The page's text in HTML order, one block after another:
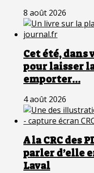
8 août 2026
Cet été, dans
pour laisser
emporter…
4 août 2026
A la CRC des
parler d’elle
Laval